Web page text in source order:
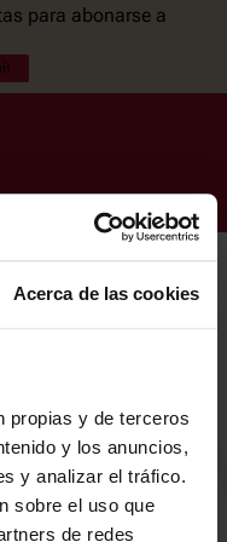
Acerca de las cookies
propias y de terceros
y los anuncios,
y analizar el tráfico.
sobre el uso que
de redes
para abonarse a
del SASKI BASKONIA